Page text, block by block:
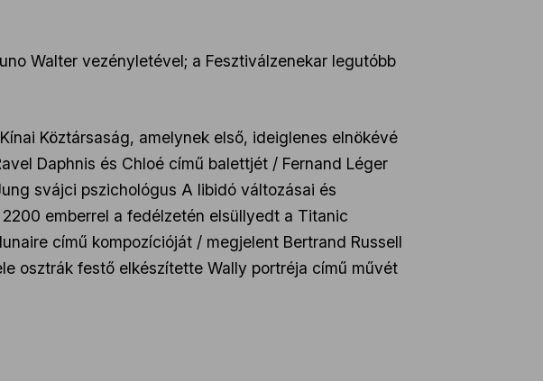
Walter vezényletével; a Fesztiválzenekar legutóbb
Köztársaság, amelynek első, ideiglenes elnökévé
Daphnis és Chloé című balettjét / Fernand Léger
svájci pszichológus A libidó változásai és
emberrel a fedélzetén elsüllyedt a Titanic
című kompozícióját / megjelent Bertrand Russell
osztrák festő elkészítette Wally portréja című művét